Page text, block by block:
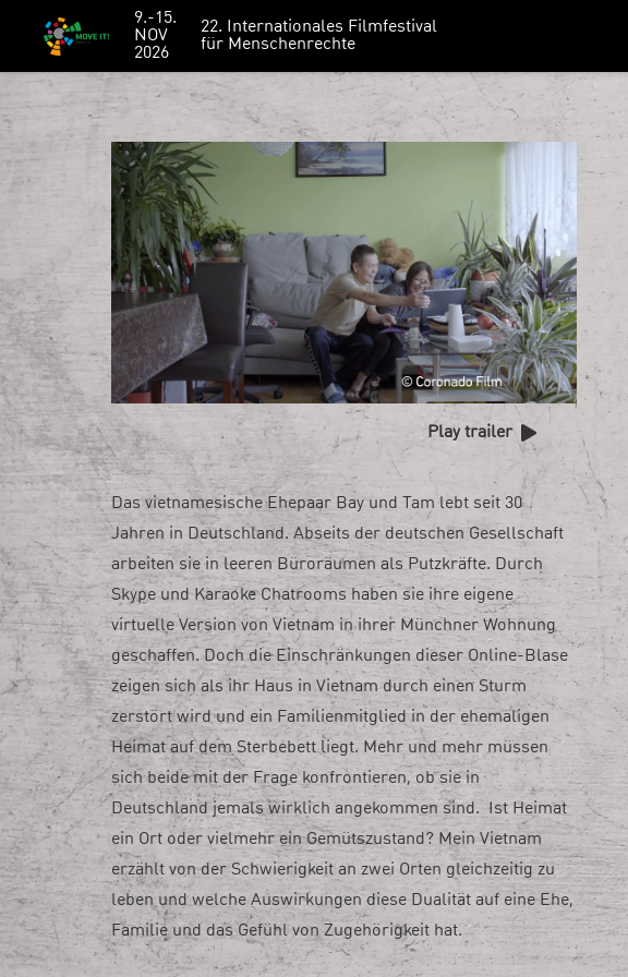
9.-15.
NOV
2026
22. Internationales Filmfestival
für Menschenrechte
Play trailer
Das vietnamesische Ehepaar Bay und Tam lebt seit 30
Jahren in Deutschland. Abseits der deutschen Gesellschaft
arbeiten sie in leeren Büroräumen als Putzkräfte. Durch
Skype und Karaoke Chatrooms haben sie ihre eigene
virtuelle Version von Vietnam in ihrer Münchner Wohnung
geschaffen. Doch die Einschränkungen dieser Online-Blase
zeigen sich als ihr Haus in Vietnam durch einen Sturm
zerstört wird und ein Familienmitglied in der ehemaligen
Heimat auf dem Sterbebett liegt. Mehr und mehr müssen
sich beide mit der Frage konfrontieren, ob sie in
Deutschland jemals wirklich angekommen sind. Ist Heimat
ein Ort oder vielmehr ein Gemütszustand? Mein Vietnam
erzählt von der Schwierigkeit an zwei Orten gleichzeitig zu
leben und welche Auswirkungen diese Dualität auf eine Ehe,
Familie und das Gefühl von Zugehörigkeit hat.